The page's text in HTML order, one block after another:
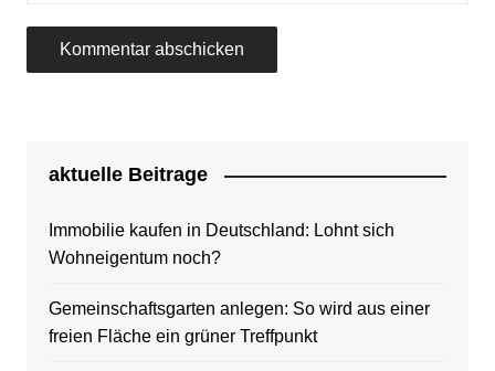
aktuelle Beitrage
Immobilie kaufen in Deutschland: Lohnt sich
Wohneigentum noch?
Gemeinschaftsgarten anlegen: So wird aus einer
freien Fläche ein grüner Treffpunkt